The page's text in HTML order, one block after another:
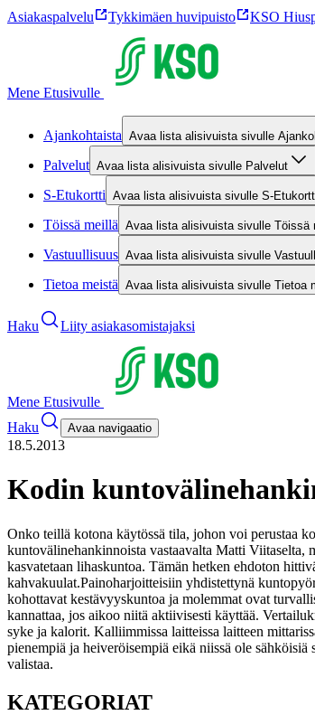
Asiakaspalvelu Tykkimäen huvipuisto KSO
Mene Etusivulle
Ajankohtaista Avaa lista alisivuista sivulle
Palvelut Avaa lista alisivuista sivulle Palvelut
S-Etukortti Avaa lista alisivuista sivulle S-
Töissä meillä Avaa lista alisivuista sivulle Töissä
Vastuullisuus Avaa lista alisivuista sivulle
Tietoa meistä Avaa lista alisivuista sivulle Tietoa
Haku Liity asiakasomistajaksi
Mene Etusivulle
Haku
Avaa navigaatio
18.5.2013
Kodin
Onko teillä kotona käytössä tila, johon voi perustaa
kuntovälinehankinnoista vastaavalta Matti Viitaselta,
kasvatetaan lihaskuntoa. Tämän hetken ehdoton
kahvakuulat.Painoharjoitteisiin yhdistettynä
kohottavat kestävyyskuntoa ja molemmat ovat
kannattaa, jos aikoo niitä aktiivisesti käyttää.
syke ja kalorit. Kalliimmissa laitteissa laitteen
pienempiä ja heiveröisempiä eikä niissä ole
valistaa.
KATEGORIAT